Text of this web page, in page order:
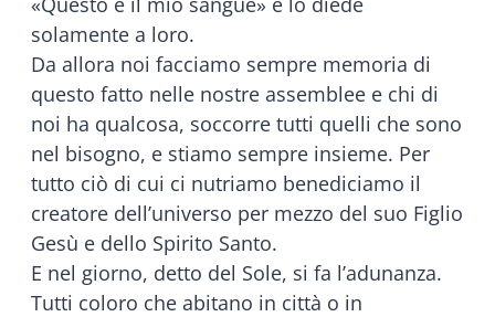
solamente a loro.
Da allora noi facciamo sempre memoria di
questo fatto nelle nostre assemblee e chi di
noi ha qualcosa, soccorre tutti quelli che sono
nel bisogno, e stiamo sempre insieme. Per
tutto ciò di cui ci nutriamo benediciamo il
creatore dell’universo per mezzo del suo Figlio
Gesù e dello Spirito Santo.
E nel giorno, detto del Sole, si fa l’adunanza.
Tutti coloro che abitano in città o in